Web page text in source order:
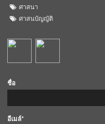
ศาสนา
ศาสนบัญญัติ
ชื่อ
อีเมล์*